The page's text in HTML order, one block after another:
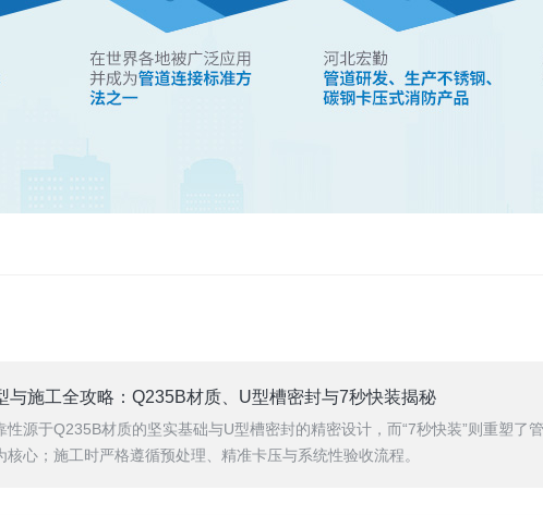
与施工全攻略：Q235B材质、U型槽密封与7秒快装揭秘
性源于Q235B材质的坚实基础与U型槽密封的精密设计，而“7秒快装”则重塑了
心；施工时严格遵循预处理、精准卡压与系统性验收流程。